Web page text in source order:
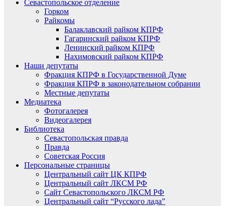
Севастопольское отделение
Горком
Райкомы
Балаклавский райком КПРФ
Гагаринский райком КПРФ
Ленинский райком КПРФ
Нахимовский райком КПРФ
Наши депутаты
Фракция КПРФ в Государственной Думе
Фракция КПРФ в законодательном собрании
Местные депутаты
Медиатека
Фотогалерея
Видеогалерея
Библиотека
Севастопольская правда
Правда
Советская Россия
Персональные страницы
Центральный сайт ЦК КПРФ
Центральный сайт ЛКСМ РФ
Сайт Севастопольского ЛКСМ РФ
Центральный сайт “Русского лада”